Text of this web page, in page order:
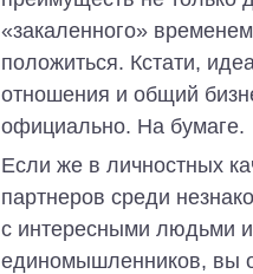
«закаленного»
положиться. Кстати,
отношения и общий
официально. На бумаге.
Если же в личностных
партнеров среди
с интересными людьми
единомышленников, вы